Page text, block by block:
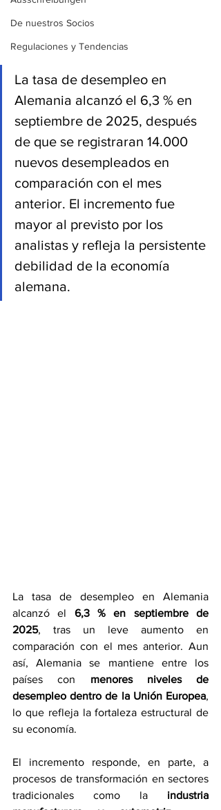
De nuestros Socios
Regulaciones y Tendencias
La tasa de desempleo en
Alemania alcanzó el 6,3 % en
septiembre de 2025, después
de que se registraran 14.000
nuevos desempleados en
comparación con el mes
anterior. El incremento fue
mayor al previsto por los
analistas y refleja la persistente
debilidad de la economía
alemana.
La tasa de desempleo en Alemania
alcanzó el 6,3 % en septiembre de
2025, tras un leve aumento en
comparación con el mes anterior. Aun
así, Alemania se mantiene entre los
países con menores niveles de
desempleo dentro de la Unión Europea,
lo que refleja la fortaleza estructural de
su economía.
El incremento responde, en parte, a
procesos de transformación en sectores
tradicionales como la industria